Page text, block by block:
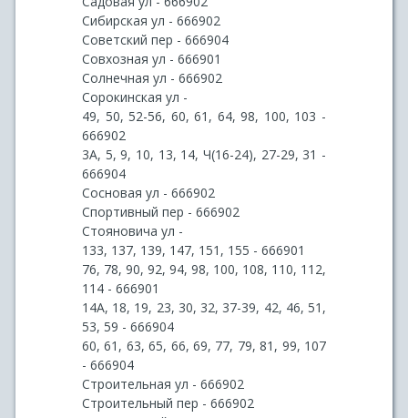
Сибирская ул - 666902
Советский пер - 666904
Совхозная ул - 666901
Солнечная ул - 666902
Сорокинская ул -
49, 50, 52-56, 60, 61, 64, 98, 100, 103 -
666902
3А, 5, 9, 10, 13, 14, Ч(16-24), 27-29, 31 -
666904
Сосновая ул - 666902
Спортивный пер - 666902
Стояновича ул -
133, 137, 139, 147, 151, 155 - 666901
76, 78, 90, 92, 94, 98, 100, 108, 110, 112,
114 - 666901
14А, 18, 19, 23, 30, 32, 37-39, 42, 46, 51,
53, 59 - 666904
60, 61, 63, 65, 66, 69, 77, 79, 81, 99, 107
- 666904
Строительная ул - 666902
Строительный пер - 666902